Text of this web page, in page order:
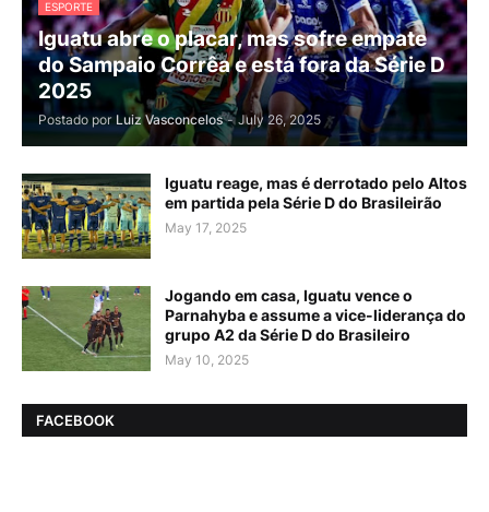
ESPORTE
Iguatu abre o placar, mas sofre empate
do Sampaio Corrêa e está fora da Série D
2025
Postado por Luiz Vasconcelos - July 26, 2025
Iguatu reage, mas é derrotado pelo Altos
em partida pela Série D do Brasileirão
May 17, 2025
Jogando em casa, Iguatu vence o
Parnahyba e assume a vice-liderança do
grupo A2 da Série D do Brasileiro
May 10, 2025
FACEBOOK